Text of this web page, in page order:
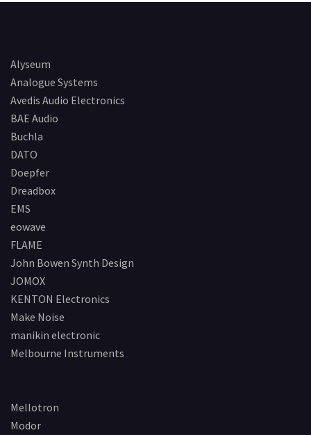
Alyseum
Analogue Systems
Avedis Audio Electronics
BAE Audio
Buchla
DATO
Doepfer
Dreadbox
EMS
eowave
FLAME
John Bowen Synth Design
JOMOX
KENTON Electronics
Make Noise
manikin electronic
Melbourne Instruments
Mellotron
Modor